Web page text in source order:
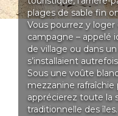
plages de sable fin
Vous pourrez y
campagne – appelé
de village ou dans
s’installaient
Sous une voûte
mezzanine rafraîchie
apprécierez toute la
traditionnelle des îles.